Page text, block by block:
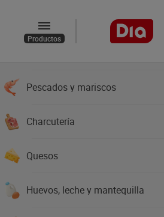
Productos
Pescados y mariscos
Charcutería
Quesos
Huevos, leche y mantequilla